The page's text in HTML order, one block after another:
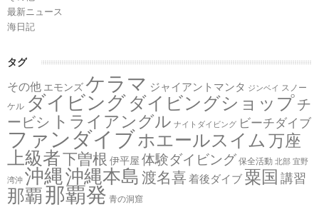
最新ニュース
海日記
タグ
その他 エモンズ ケラマ ジャイアントマンタ ジンベイ
スノー
ケル ダイビング ダイビングショップチ
ービシ トライアングル ナイトダイビング ビーチダイブ
ファンダイブホエールスイム 万座
上級者下曽根 伊平屋 体験ダイビング 保全活動 北部 宜野
湾沖 沖縄沖縄本島 渡名喜 着後ダイブ 粟国 講習
那覇 那覇発 青の洞窟